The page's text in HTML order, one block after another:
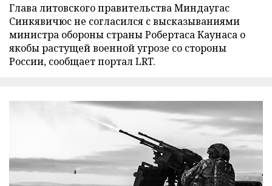
Глава литовского правительства Миндаугас
Синкявичюс не согласился с высказываниями
министра обороны страны Робертаса Каунаса о
якобы растущей военной угрозе со стороны
России, сообщает портал LRT.